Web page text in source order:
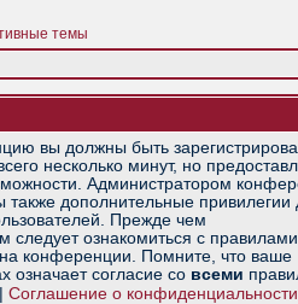
темы
вы должны быть
несколько минут, но
Администратором
также дополнительные привилегии
Прежде чем
следует ознакомиться с
конференции. Помните, что ваше
означает согласие со всеми
Соглашение о конфиденциальности